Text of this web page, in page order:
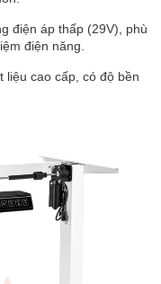
điện áp thấp (29V), phù
điện năng.
cao cấp, có độ bền